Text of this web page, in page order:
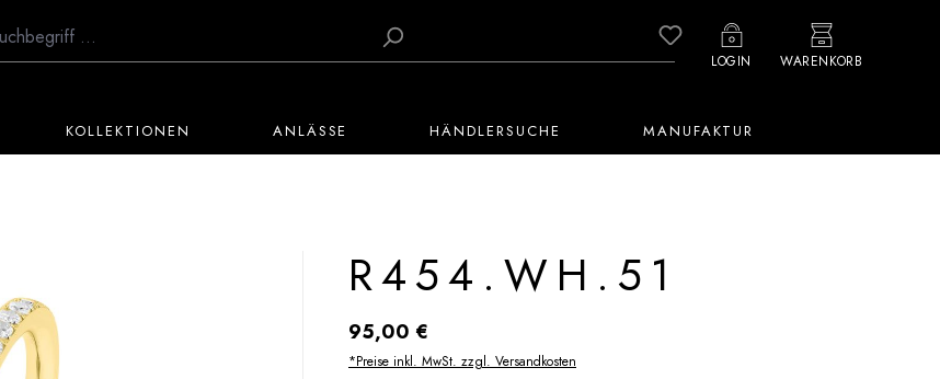
Du hast 0 Produkte auf dem
LOGIN WARENKORB
KOLLEKTIONEN ANLÄSSE HÄNDLERSUCHE MANUFAKTUR
R454.WH.51
Regulärer Preis:
95,00 €
*Preise inkl. MwSt. zzgl. Versandkosten